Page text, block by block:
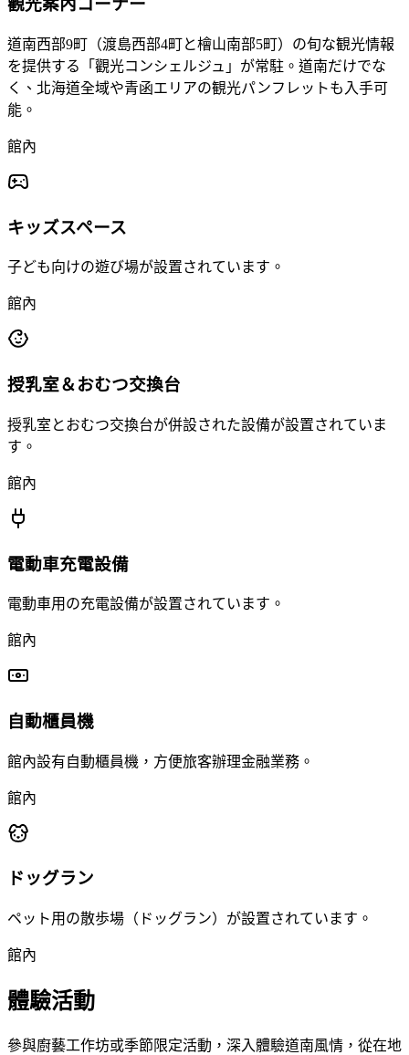
觀光案內コーナー
道南西部9町（渡島西部4町と檜山南部5町）の旬な観光情報
を提供する「觀光コンシェルジュ」が常駐。道南だけでな
く、北海道全域や青函エリアの観光パンフレットも入手可
能。
館內
キッズスペース
子ども向けの遊び場が設置されています。
館內
授乳室＆おむつ交換台
授乳室とおむつ交換台が併設された設備が設置されていま
す。
館內
電動車充電設備
電動車用の充電設備が設置されています。
館內
自動櫃員機
館內設有自動櫃員機，方便旅客辦理金融業務。
館內
ドッグラン
ペット用の散歩場（ドッグラン）が設置されています。
館內
體驗活動
參與廚藝工作坊或季節限定活動，深入體驗道南風情，從在地